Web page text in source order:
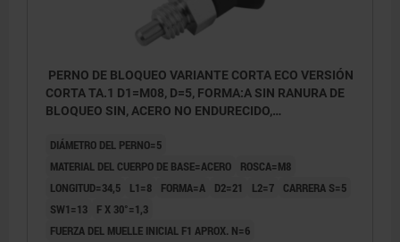
PERNO DE BLOQUEO VARIANTE CORTA ECO VERSIÓN
CORTA TA.1 D1=M08, D=5, FORMA:A SIN RANURA DE
BLOQUEO SIN, ACERO NO ENDURECIDO,
DIÁMETRO DEL PERNO=5
MATERIAL DEL CUERPO DE BASE=ACERO
ROSCA=M8
LONGITUD=34,5
L1=8 FORMA=A D2=21 L2=7
CARRERA S=5
SW1=13
F X 30°=1,3
FUERZA DEL MUELLE INICIAL F1 APROX. N=6